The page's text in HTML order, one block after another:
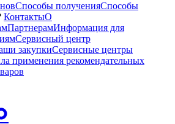
Способы полученияСпособы
КонтактыО
ПартнерамИнформация для
Сервисный центр
закупкиСервисные центры
применения рекомендательных